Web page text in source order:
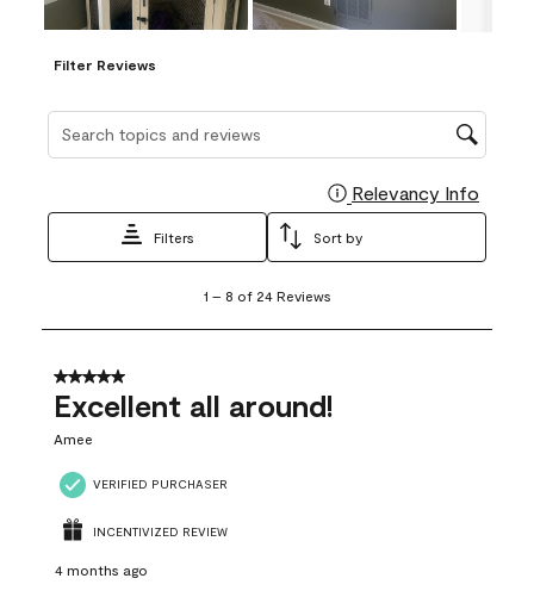
Filter Reviews
Relevancy Info
Filters Sort by
8
24
Reviews
1 – 8 of 24 Reviews
5 out of 5 stars.
Excellent all around!
Amee
VERIFIED PURCHASER
INCENTIVIZED REVIEW
4 months ago